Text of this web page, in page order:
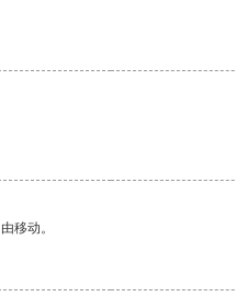
移动。